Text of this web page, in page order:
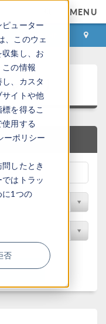
ューター
、このウェ
集し、お
の情報
、カスタ
サイトや他
を得るこ
使用する
ーポリシー
したとき
はトラッ
に1つの
否
MENU
お問い合わせ
ラリ